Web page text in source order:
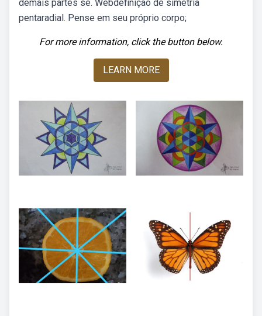
demais partes se. Webdefinição de simetria
pentaradial. Pense em seu próprio corpo;
For more information, click the button below.
LEARN MORE